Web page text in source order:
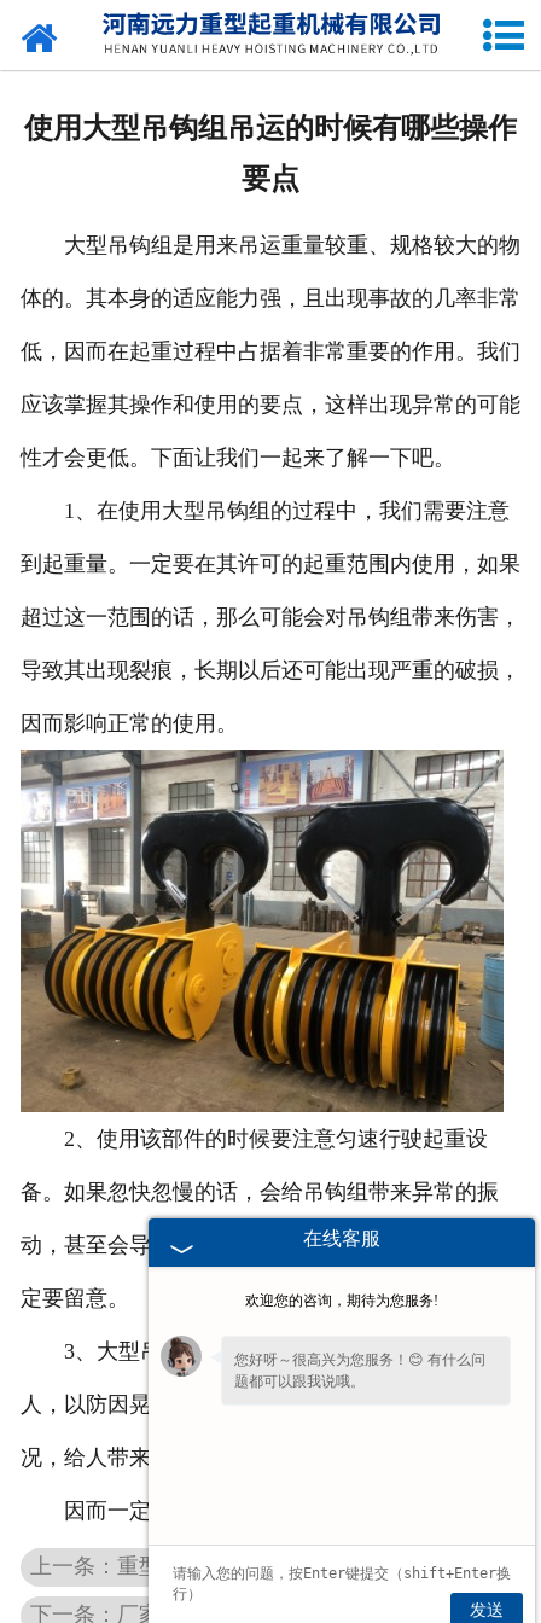
网站首页
企业容貌
留言中心
联系我们
使用大型吊钩组吊运的时候有哪些操作
要点
大型吊钩组是用来吊运重量较重、规格较大的物
体的。其本身的适应能力强，且出现事故的几率非常
低，因而在起重过程中占据着非常重要的作用。我们
应该掌握其操作和使用的要点，这样出现异常的可能
性才会更低。下面让我们一起来了解一下吧。
1、在使用大型吊钩组的过程中，我们需要注意
到起重量。一定要在其许可的起重范围内使用，如果
超过这一范围的话，那么可能会对吊钩组带来伤害，
导致其出现裂痕，长期以后还可能出现严重的破损，
因而影响正常的使用。
2、使用该部件的时候要注意匀速行驶起重设
备。如果忽快忽慢的话，会给吊钩组带来异常的振
动，甚至会导致悬挂的货物出现掉落的情况，因而一
定要留意。
3、大型吊钩组的操作还要注意到下方不能站
人，以防因晃动导致人心摇动或者货物掉落伤人的情
况，给人带来伤害。
因而一定不能忽视以上操作要点。
上一条：重型吊钩可以在哪些领域中使用呢？
下一条：厂家带您了解吊钩使用的要求和类型
在线客服
欢迎您的咨询，期待为您服务!
您好呀～很高兴为您服务！😊 有什么问
题都可以跟我说哦。
发送